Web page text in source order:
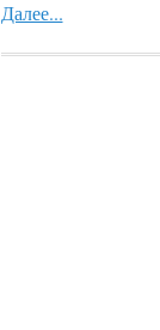
Далее...